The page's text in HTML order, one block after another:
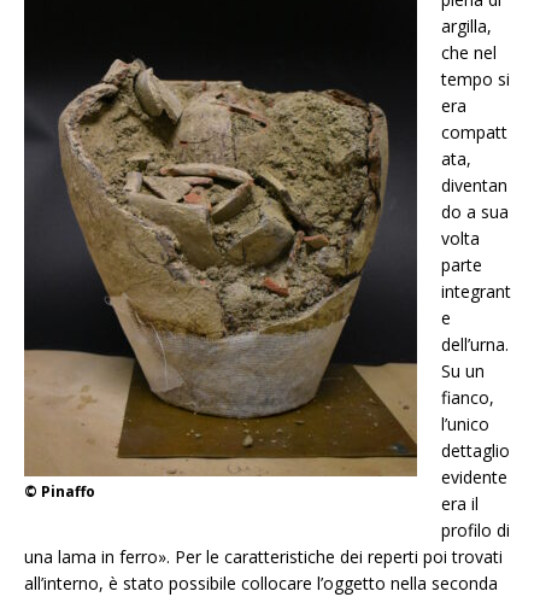
© Pinaffo
argilla,
che nel
tempo si
era
compatt
ata,
diventan
do a sua
volta
parte
integrant
e
dell’urna.
Su un
fianco,
l’unico
dettaglio
evidente
era il
profilo di
una lama in ferro». Per le caratteristiche dei reperti poi trovati
all’interno, è stato possibile collocare l’oggetto nella seconda